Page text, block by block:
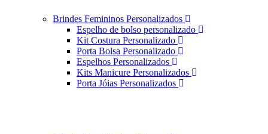
Brindes Femininos Personalizados
Espelho de bolso personalizado
Kit Costura Personalizado
Porta Bolsa Personalizado
Espelhos Personalizados
Kits Manicure Personalizados
Porta Jóias Personalizados